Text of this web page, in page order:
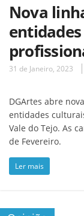
Nova
31 de Janeiro, 2023
DGArtes abre
entidades
Vale do Tejo. As
de Fevereiro.
Ler mais